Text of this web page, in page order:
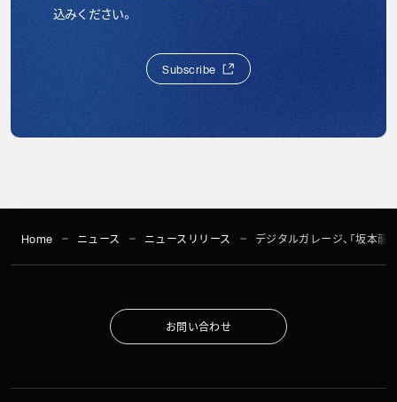
込みください。
Subscribe
Subscribe
Home ニュース ニュースリリース デジタルガレージ、「坂本
お問 い合わせ